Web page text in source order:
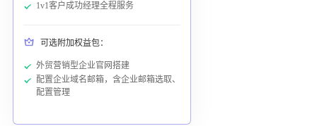
1v1客户成功经理全程服务
可选附加权益包：
外贸营销型企业官网搭建
配置企业域名邮箱，含企业邮箱选取、
配置管理